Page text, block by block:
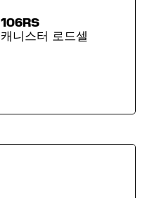
106RS
캐니스터 로드셀